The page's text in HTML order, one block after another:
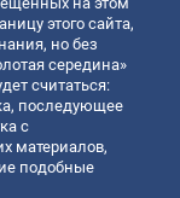
этого сайта,
но без
середина»
считаться:
последующее
с
материалов,
подобные